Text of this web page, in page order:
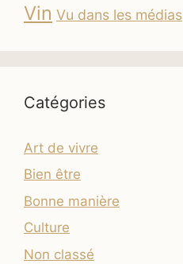
Vin Vu dans les médias
Catégories
Art de vivre
Bien être
Bonne manière
Culture
Non classé